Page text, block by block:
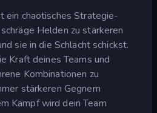
ein chaotisches Strategie-
Helden zu stärkeren
sie in die Schlacht schickst.
Kraft deines Teams und
Kombinationen zu
stärkeren Gegnern
Kampf wird dein Team